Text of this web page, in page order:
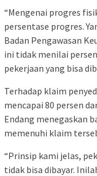
“Mengenai progres
persentase progres.
Badan Pengawasan
ini tidak menilai
pekerjaan yang bisa
Terhadap klaim
mencapai 80 persen
Endang menegaskan
memenuhi klaim
“Prinsip kami jelas,
tidak bisa dibayar.